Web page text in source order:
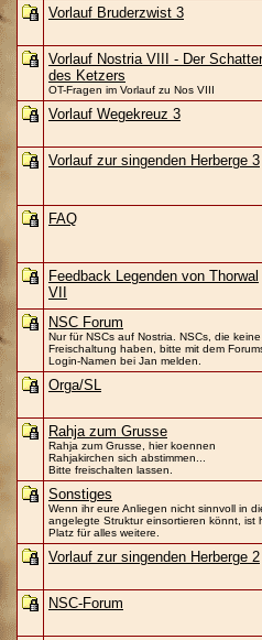
Vorlauf Bruderzwist 3
Vorlauf Nostria VIII - Der
des Ketzers
OT-Fragen im Vorlauf zu Nos VIII
Vorlauf Wegekreuz 3
Vorlauf zur singenden Herberge 3
FAQ
Feedback Legenden von Thorwal
VII
NSC Forum
Nur für NSCs auf Nostria. NSCs, die keine
Freischaltung haben, bitte mit dem
Login-Namen bei Jan melden.
Orga/SL
Rahja zum Grusse
Rahja zum Grusse, hier koennen
Rahjakirchen sich abstimmen...
Bitte freischalten lassen.
Sonstiges
Wenn ihr eure Anliegen nicht sinnvoll in
angelegte Struktur einsortieren könnt, ist
Platz für alles weitere.
Vorlauf zur singenden Herberge 2
NSC-Forum